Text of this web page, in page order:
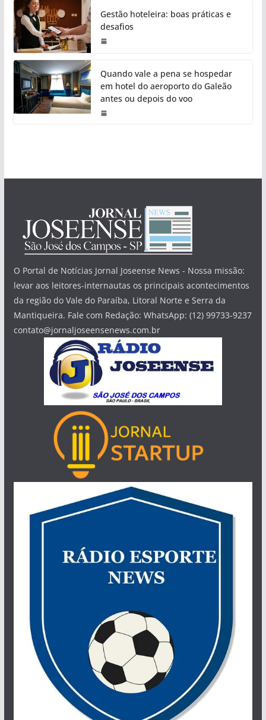
Gestão hoteleira: boas práticas e
desafios
Quando vale a pena se hospedar
em hotel do aeroporto do Galeão
antes ou depois do voo
O Portal de Notícias Jornal Joseense News - Nossa missão:
levar aos leitores-internautas os principais acontecimentos
da região do Vale do Paraíba, Litoral Norte e Serra da
Mantiqueira. Fale com Redação: WhatsApp: (12) 99733-9237
contato@jornaljoseensenews.com.br